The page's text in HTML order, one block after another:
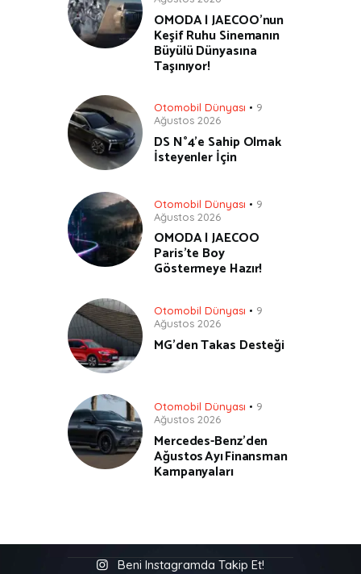
OMODA | JAECOO’nun
Keşif Ruhu Sinemanın
Büyülü Dünyasına
Taşınıyor!
Otomobil Dünyası
9
Ağustos 2026
DS N°4’e Sahip Olmak
İsteyenler İçin
Otomobil Dünyası
9
Ağustos 2026
OMODA | JAECOO
Paris’te Boy
Göstermeye Hazır!
Otomobil Dünyası
9
Ağustos 2026
MG’den Takas Desteği
Otomobil Dünyası
9
Ağustos 2026
Mercedes-Benz’den
Ağustos Ayı Finansman
Kampanyaları
Beni Instagramda Takip Et!